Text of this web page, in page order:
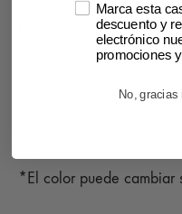
Clutch de nácar con
*Incluye cadena para
*El color puede cambiar
Marca esta
descuento y
electrónico
promociones
No,